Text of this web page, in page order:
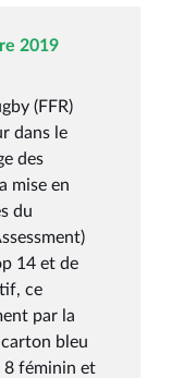
2019
(FFR)
dans le
des
mise en
du
14 et de
ce
par la
bleu
8 féminin et